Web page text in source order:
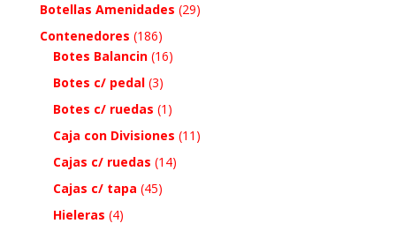
Botellas Amenidades (29)
Contenedores (186)
Botes Balancin (16)
Botes c/ pedal (3)
Botes c/ ruedas (1)
Caja con Divisiones (11)
Cajas c/ ruedas (14)
Cajas c/ tapa (45)
Hieleras (4)